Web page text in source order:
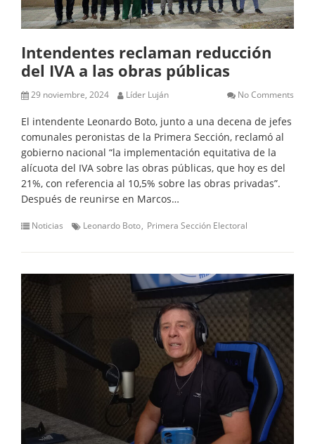
Intendentes reclaman reducción
del IVA a las obras públicas
29 noviembre, 2024 Líder Luján No Comments
El intendente Leonardo Boto, junto a una decena de jefes
comunales peronistas de la Primera Sección, reclamó al
gobierno nacional “la implementación equitativa de la
alícuota del IVA sobre las obras públicas, que hoy es del
21%, con referencia al 10,5% sobre las obras privadas”.
Después de reunirse en Marcos…
Noticias Leonardo Boto Primera Sección Electoral